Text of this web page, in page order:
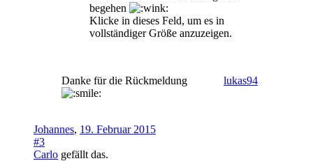
begehen
Klicke in dieses Feld, um es in
vollständiger Größe anzuzeigen.
Danke für die Rückmeldung lukas94
Johannes, 19. Februar 2015
#3
Carlo gefällt das.